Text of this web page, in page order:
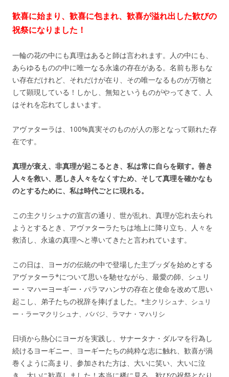
歓喜に始まり、歓喜に包まれ、歓喜が溢れ出した歓びの
祝祭になりました！
一輪の花の中にも真理はあると師は言われます。人の中にも、
あらゆるものの中に唯一なる永遠の存在がある。名前も形もな
い存在だけれど、それだけが在り、その唯一なるものが万物と
して顕現している！しかし、無知というものがやってきて、人
はそれを忘れてしまいます。
アヴァターラは、100%真実そのものが人の形となって顕れた存
在です。
真理が衰え、非真理が起こるとき、私は常に自らを顕す。善き
人々を救い、悪しき人々をなくすため、そして真理を確かなも
のとするために、私は時代ごとに現れる。
この主クリシュナの宣言の通り、世が乱れ、真理が忘れ去られ
ようとするとき、アヴァターラたちは地上に降り立ち、人々を
救済し、永遠の真理へと導いてきたと言われています。
この日は、ヨーガの伝統の中で登場した主ブッダを始めとする
アヴァターラ*について思いを馳せながら、最愛の師、シュリ
ー・マハーヨーギー・パラマハンサの存在と使命を改めて思い
起こし、弟子たちの祝辞を捧げました。 *主クリシュナ、シュリ
ー・ラーマクリシュナ、ババジ、ラマナ・マハリシ
日頃から熱心にヨーガを実践し、サナータナ・ダルマを行為し
続けるヨーギニー、ヨーギーたちの純粋な志に触れ、歓喜が渦
巻くように高まり、参加された方は、大いに笑い、大いに泣